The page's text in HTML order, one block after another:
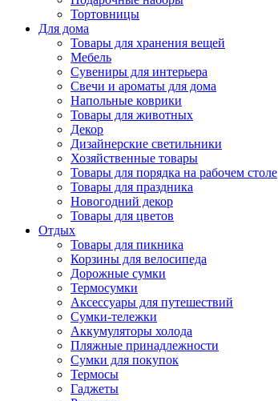
Тортовницы
Для дома
Товары для хранения вещей
Мебель
Сувениры для интерьера
Свечи и ароматы для дома
Напольные коврики
Товары для животных
Декор
Дизайнерские светильники
Хозяйственные товары
Товары для порядка на рабочем столе
Товары для праздника
Новогодний декор
Товары для цветов
Отдых
Товары для пикника
Корзины для велосипеда
Дорожные сумки
Термосумки
Аксессуары для путешествий
Сумки-тележки
Аккумуляторы холода
Пляжные принадлежности
Сумки для покупок
Термосы
Гаджеты